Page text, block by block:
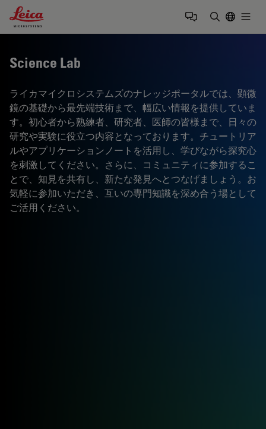
Leica Microsystems Logo
Science Lab
ライカマイクロシステムズのナレッジポータルでは、顕微
鏡の基礎から最先端技術まで、幅広い情報を提供していま
す。初心者から熟練者、研究者、医師の皆様まで、日々の
研究や実験に役立つ内容となっております。チュートリア
ルやアプリケーションノートを活用し、学びながら探究心
を刺激してください。さらに、コミュニティに参加するこ
とで、知見を共有し、新たな発見へとつなげましょう。お
気軽に参加いただき、互いの専門知識を深め合う場として
ご活用ください。